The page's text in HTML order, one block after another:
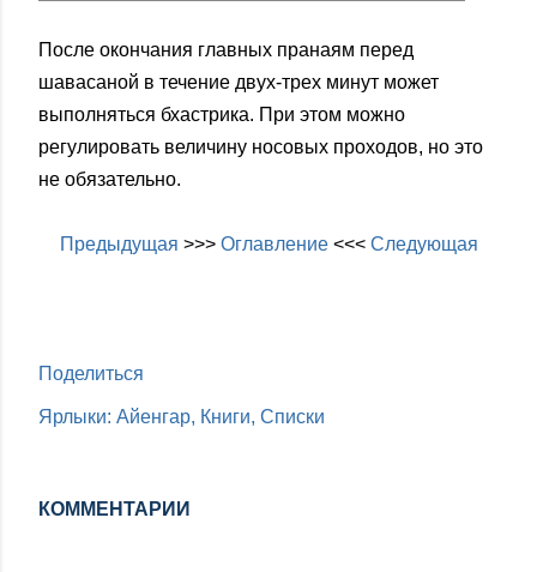
После окончания главных пранаям перед
шавасаной в течение двух-трех минут может
выполняться бхастрика. При этом можно
регулировать величину носовых проходов, но это
не обязательно.
Предыдущая >>> Оглавление<<< Следующая
Поделиться
Ярлыки: Айенгар Книги Списки
КОММЕНТАРИИ